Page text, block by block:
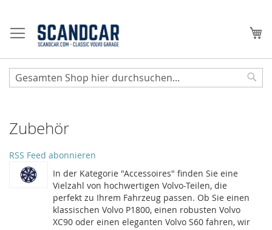
Inhalt
springen
Zubehör
RSS Feed abonnieren
In der Kategorie "Accessoires" finden Sie eine
Vielzahl von hochwertigen Volvo-Teilen, die
perfekt zu Ihrem Fahrzeug passen. Ob Sie einen
klassischen Volvo P1800, einen robusten Volvo
XC90 oder einen eleganten Volvo S60 fahren, wir